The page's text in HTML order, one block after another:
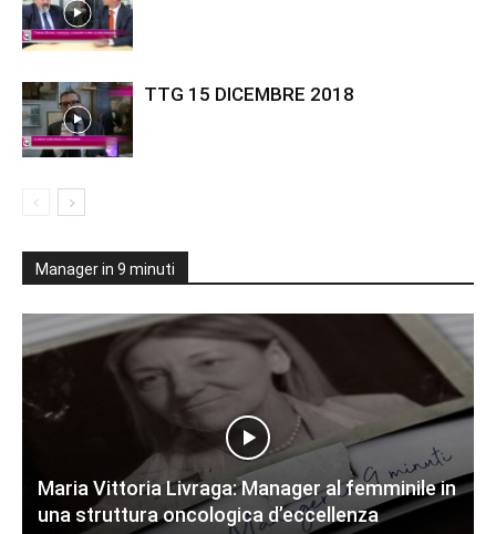
TTG 15 DICEMBRE 2018
Manager in 9 minuti
Maria Vittoria Livraga: Manager al femminile in
una struttura oncologica d’eccellenza